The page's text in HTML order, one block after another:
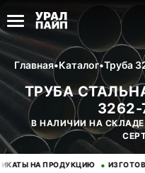
Главная•Каталог•Труба
ТРУБА
В НАЛИЧИИ НА СКЛАДЕ
НА ПРОДУКЦИЮ •